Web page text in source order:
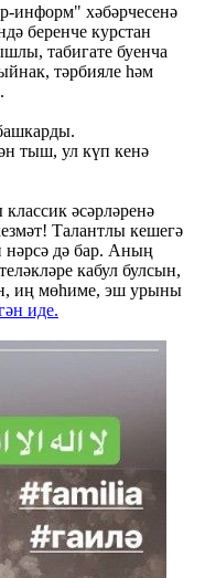
информ" хəбəрчесенə
беренче курстан
табигате буенча
тәрбияле һәм
тыш, ул күп кенә
әсәрләренә
Талантлы кешегә
нәрсә дә бар. Аның
кабул булсын,
иң мөһиме, эш урыны
иде.